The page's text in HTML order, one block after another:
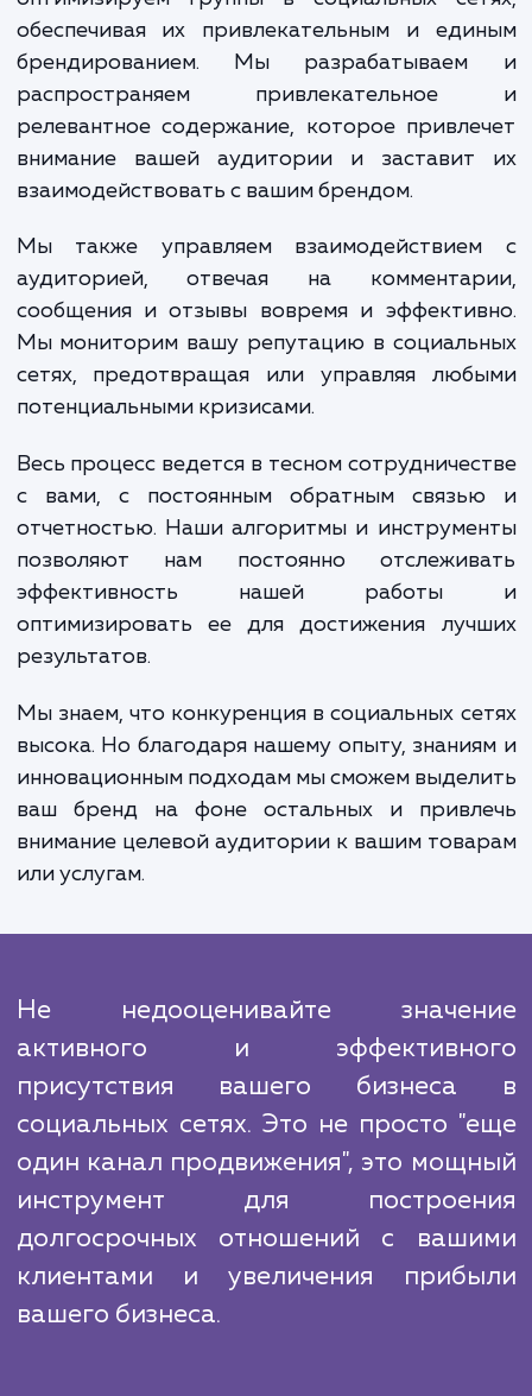
Процесс создания и ведения
социальных сетях с нами начинается с
вашего бизнеса, целевой
конкурентов. Мы строим стратегию,
наилучшим образом отвечает вашим
На следующем этапе мы создаем
оптимизируем группы в социальных
обеспечивая их привлекательным и
брендированием. Мы
распространяем
релевантное содержание, которое
внимание вашей аудитории и
взаимодействовать с вашим брендом.
Мы также управляем
аудиторией, отвечая на
сообщения и отзывы вовремя и
Мы мониторим вашу репутацию в
сетях, предотвращая или управляя
потенциальными кризисами.
Весь процесс ведется в тесном
с вами, с постоянным обратным
позволяют нам постоянно
оптимизировать ее для достижения
результатов.
Мы знаем, что конкуренция в социальных
высока. Но благодаря нашему опыту,
инновационным подходам мы сможем
ваш бренд на фоне остальных и
внимание целевой аудитории к вашим
или услугам.